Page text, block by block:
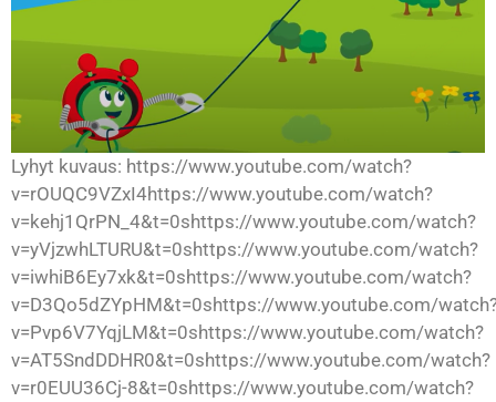
Lyhyt kuvaus: https://www.youtube.com/watch?
v=rOUQC9VZxI4https://www.youtube.com/watch?
v=kehj1QrPN_4&t=0shttps://www.youtube.com/watch?
v=yVjzwhLTURU&t=0shttps://www.youtube.com/watch?
v=iwhiB6Ey7xk&t=0shttps://www.youtube.com/watch?
v=D3Qo5dZYpHM&t=0shttps://www.youtube.com/
v=Pvp6V7YqjLM&t=0shttps://www.youtube.com/watch?
v=AT5SndDDHR0&t=0shttps://www.youtube.com/watch?
v=r0EUU36Cj-8&t=0shttps://www.youtube.com/watch?